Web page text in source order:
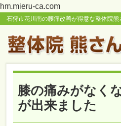
hm.mieru-ca.com
石狩市花川南の腰痛改善が得意な整体院熊
膝の痛みがなく
が出来ました